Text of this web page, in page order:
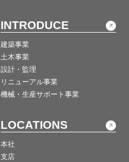
INTRODUCE
建築事業
土木事業
設計・監理
リニューアル事業
機械・生産サポート事業
LOCATIONS
本社
支店